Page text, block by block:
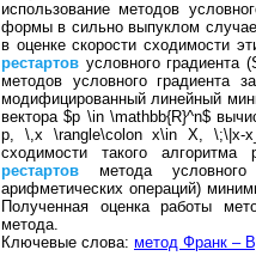
использование методов
формы в сильно выпуклом
в оценке скорости сходимости
рестартов условного градиента
методов условного градиента
модифицированный линейный
вектора $p \in \mathbb{R}^n$
p, \,x \rangle\colon x\in X, \;\|x-
сходимости такого
рестартов метода условного
арифметических операций)
Полученная оценка работы
метода.
Ключевые слова: метод Франк –